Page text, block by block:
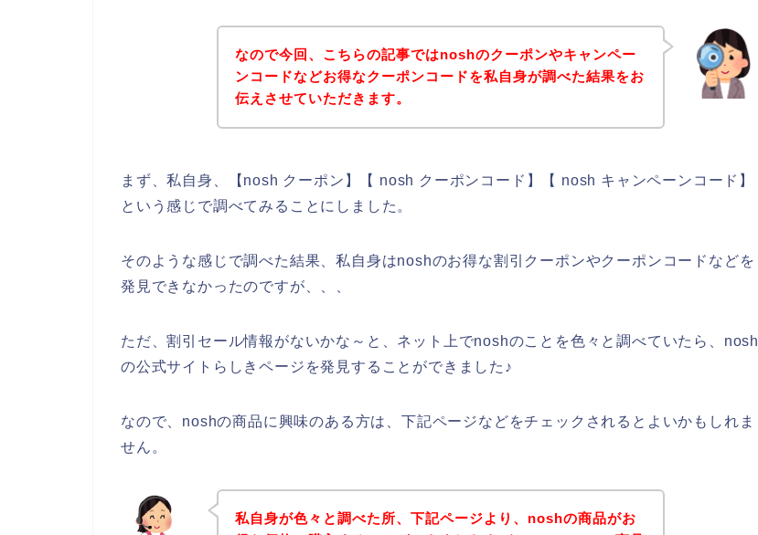
なので今回、こちらの記事ではnoshのクーポンやキャンペー
ンコードなどお得なクーポンコードを私自身が調べた結果をお
伝えさせていただきます。
まず、私自身、【nosh クーポン】【 nosh クーポンコード】【 nosh キャンペーンコード】
という感じで調べてみることにしました。
そのような感じで調べた結果、私自身はnoshのお得な割引クーポンやクーポンコードなどを
発見できなかったのですが、、、
ただ、割引セール情報がないかな～と、ネット上でnoshのことを色々と調べていたら、nosh
の公式サイトらしきページを発見することができました♪
なので、noshの商品に興味のある方は、下記ページなどをチェックされるとよいかもしれま
せん。
私自身が色々と調べた所、下記ページより、noshの商品がお